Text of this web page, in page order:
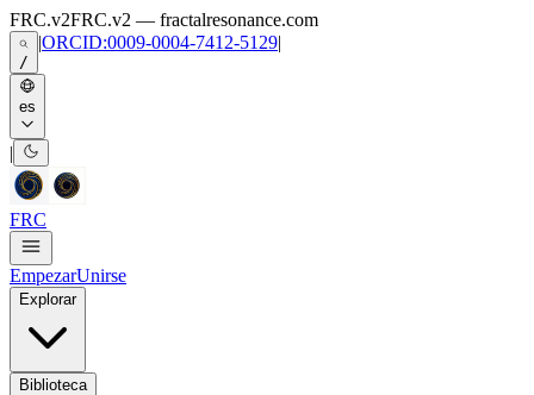
Skip to main content
FRC.v2FRC.v2 — fractalresonance.com
/
|ORCID:0009-0004-7412-5129|
es
|
FRC
EmpezarUnirse
Explorar
Biblioteca